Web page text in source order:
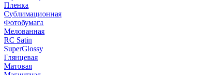
Пленка
Сублимационная
Фотобумага
Мелованная
RC Satin
SuperGlossy
Глянцевая
Матовая